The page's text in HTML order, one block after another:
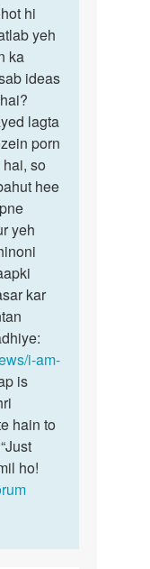
hi
yeh
ka
ideas
lagta
porn
so
hee
yeh
kar
i-am-
is
hain to
ho!